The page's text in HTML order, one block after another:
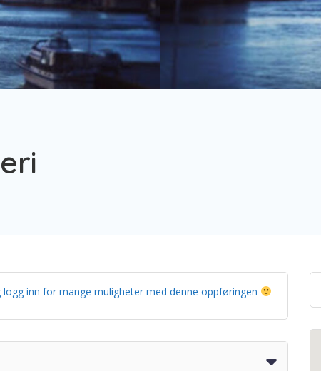
inn for mange muligheter med denne oppføringen